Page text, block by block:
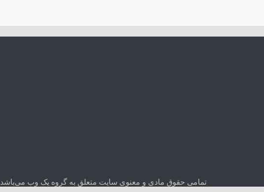
تمامی حقوق مادی و معنوی سایت متعلق به گروه یک وب می‌باشد